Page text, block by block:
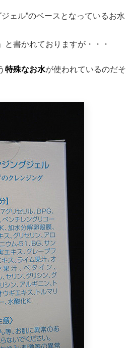
ェル”のベースとなっているお水
と書かれておりますが・・・
特殊なお水が使われているのだそ